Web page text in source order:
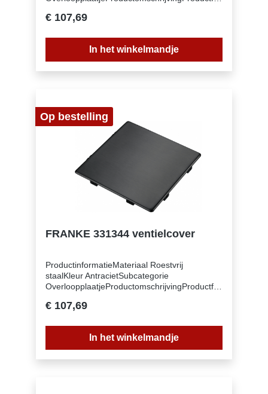
€ 107,69
In het winkelmandje
Op bestelling
FRANKE 331344 ventielcover
ProductinformatieMateriaal Roestvrij
staalKleur AntracietSubcategorie
OverloopplaatjeProductomschrijvingProductfa
€ 107,69
In het winkelmandje